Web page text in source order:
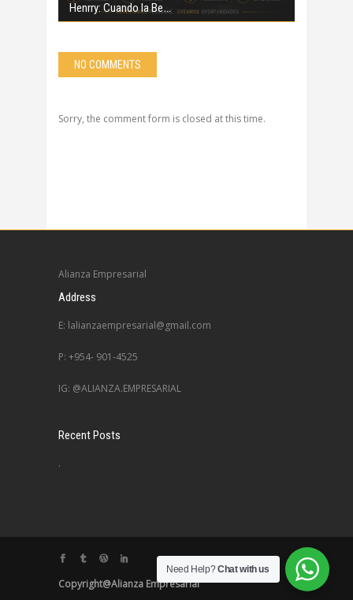
Henrry: Cuando la Be
NO COMMENTS
Sorry, the comment form is closed at this time.
Alianza Empresarial
Address
E: lalianzaempresarial@gmail.com
P: +954- 901-4525
IG: @ALIANZA.EMPRESARIAL
Recent Posts
.
Copyright@Alianza Empresarial
Need Help?Chat with us